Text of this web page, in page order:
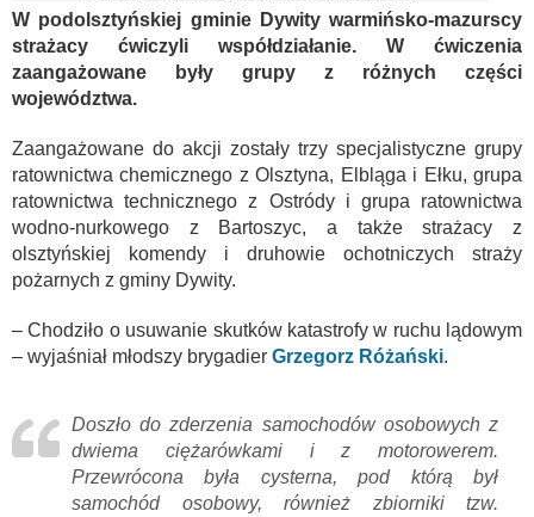
W podolsztyńskiej gminie Dywity warmińsko-mazurscy
strażacy ćwiczyli współdziałanie. W ćwiczenia
zaangażowane były grupy z różnych części
województwa.
Zaangażowane do akcji zostały trzy specjalistyczne grupy
ratownictwa chemicznego z Olsztyna, Elbląga i Ełku, grupa
ratownictwa technicznego z Ostródy i grupa ratownictwa
wodno-nurkowego z Bartoszyc, a także strażacy z
olsztyńskiej komendy i druhowie ochotniczych straży
pożarnych z gminy Dywity.
– Chodziło o usuwanie skutków katastrofy w ruchu lądowym
– wyjaśniał młodszy brygadier Grzegorz Różański.
Doszło do zderzenia samochodów osobowych z
dwiema ciężarówkami i z motorowerem.
Przewrócona była cysterna, pod którą był
samochód osobowy, również zbiorniki tzw.